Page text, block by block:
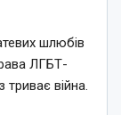
шлюбів
ЛГБТ-
війна.